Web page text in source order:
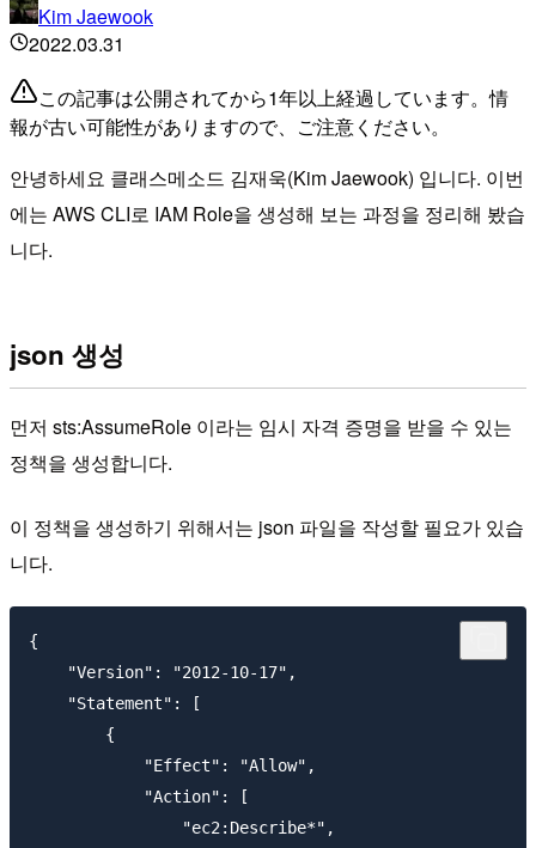
Kim Jaewook
2022.03.31
この記事は公開されてから1年以上経過しています。情
報が古い可能性がありますので、ご注意ください。
안녕하세요 클래스메소드 김재욱(Kim Jaewook) 입니다. 이번
에는 AWS CLI로 IAM Role을 생성해 보는 과정을 정리해 봤습
니다.
json 생성
먼저 sts:AssumeRole 이라는 임시 자격 증명을 받을 수 있는
정책을 생성합니다.
이 정책을 생성하기 위해서는 json 파일을 작성할 필요가 있습
니다.
{
    "Version": "2012-10-17",
    "Statement": [
        {
            "Effect": "Allow",
            "Action": [
                "ec2:Describe*",